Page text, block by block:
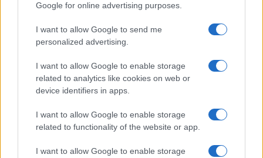
Google for online advertising purposes.
I want to allow Google to send me
personalized advertising.
I want to allow Google to enable storage
related to analytics like cookies on web or
device identifiers in apps.
I want to allow Google to enable storage
related to functionality of the website or app.
I want to allow Google to enable storage